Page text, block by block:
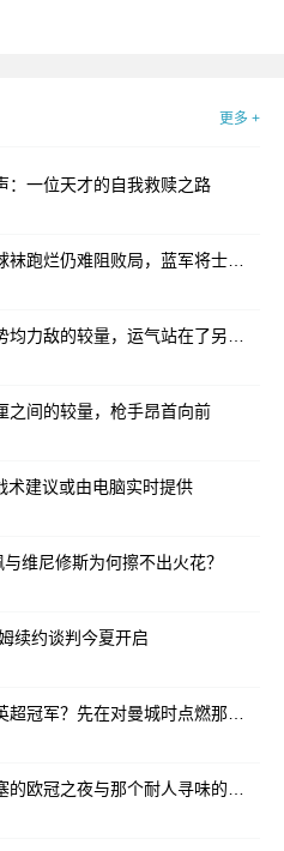
更多 +
：一位天才的自我救赎之路
之间的较量，枪手昂首向前
术建议或由电脑实时提供
维尼修斯为何擦不出火花？
续约谈判今夏开启